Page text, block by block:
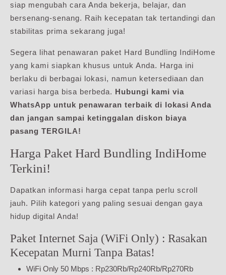
siap mengubah cara Anda bekerja, belajar, dan
bersenang-senang. Raih kecepatan tak tertandingi dan
stabilitas prima sekarang juga!
Segera lihat penawaran paket Hard Bundling IndiHome
yang kami siapkan khusus untuk Anda. Harga ini
berlaku di berbagai lokasi, namun ketersediaan dan
variasi harga bisa berbeda. Hubungi kami via
WhatsApp untuk penawaran terbaik di lokasi Anda
dan jangan sampai ketinggalan diskon biaya
pasang TERGILA!
Harga Paket Hard Bundling IndiHome
Terkini!
Dapatkan informasi harga cepat tanpa perlu scroll
jauh. Pilih kategori yang paling sesuai dengan gaya
hidup digital Anda!
Paket Internet Saja (WiFi Only) : Rasakan
Kecepatan Murni Tanpa Batas!
WiFi Only 50 Mbps : Rp230Rb/Rp240Rb/Rp270Rb